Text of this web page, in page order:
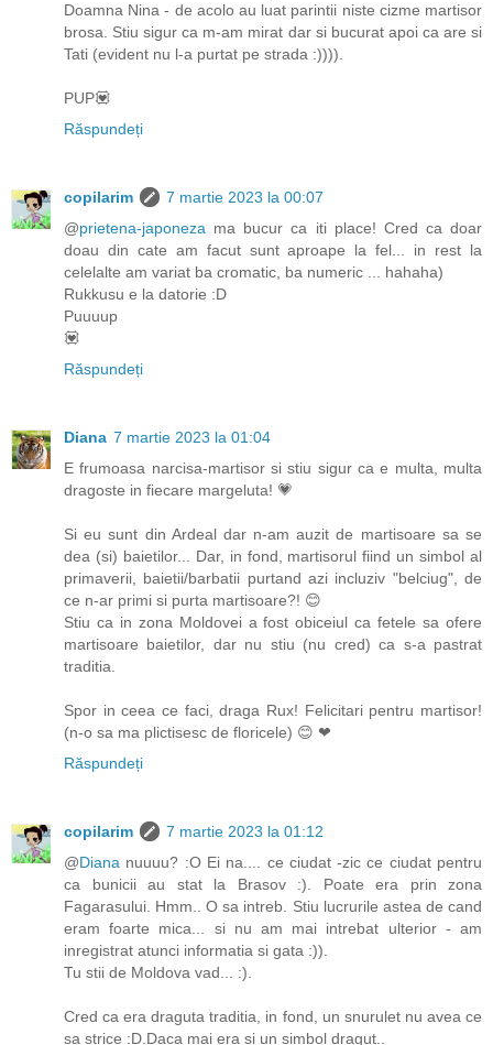
Doamna Nina - de acolo au luat parintii niste cizme martisor
brosa. Stiu sigur ca m-am mirat dar si bucurat apoi ca are si
Tati (evident nu l-a purtat pe strada :)))).
PUP💟
Răspundeți
copilarim
7 martie 2023 la 00:07
@prietena-japoneza ma bucur ca iti place! Cred ca doar
doau din cate am facut sunt aproape la fel... in rest la
celelalte am variat ba cromatic, ba numeric ... hahaha)
Rukkusu e la datorie :D
Puuuup
💟
Răspundeți
Diana 7 martie 2023 la 01:04
E frumoasa narcisa-martisor si stiu sigur ca e multa, multa
dragoste in fiecare margeluta! 💗
Si eu sunt din Ardeal dar n-am auzit de martisoare sa se
dea (si) baietilor... Dar, in fond, martisorul fiind un simbol al
primaverii, baietii/barbatii purtand azi incluziv "belciug", de
ce n-ar primi si purta martisoare?! 😊
Stiu ca in zona Moldovei a fost obiceiul ca fetele sa ofere
martisoare baietilor, dar nu stiu (nu cred) ca s-a pastrat
traditia.
Spor in ceea ce faci, draga Rux! Felicitari pentru martisor!
(n-o sa ma plictisesc de floricele) 😊 ❤
Răspundeți
copilarim
7 martie 2023 la 01:12
@Diana nuuuu? :O Ei na.... ce ciudat -zic ce ciudat pentru
ca bunicii au stat la Brasov :). Poate era prin zona
Fagarasului. Hmm.. O sa intreb. Stiu lucrurile astea de cand
eram foarte mica... si nu am mai intrebat ulterior - am
inregistrat atunci informatia si gata :)).
Tu stii de Moldova vad... :).
Cred ca era draguta traditia, in fond, un snurulet nu avea ce
sa strice :D.Daca mai era si un simbol dragut..